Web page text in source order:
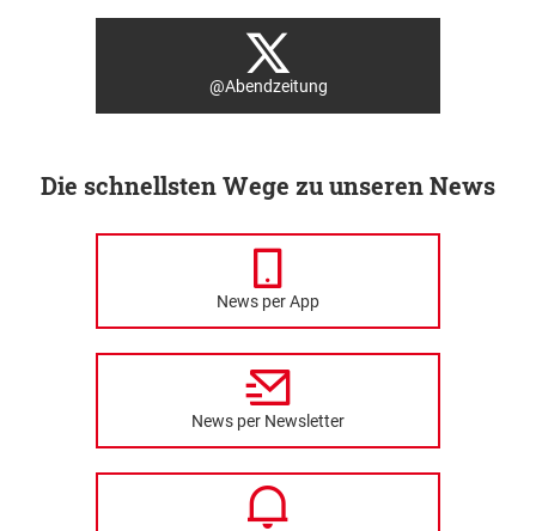
@Abendzeitung
Die schnellsten Wege zu unseren News
News per App
News per Newsletter